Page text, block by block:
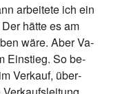
ar­bei­te­te ich ein
hät­te es am
wäre. Aber Va­
Ein­stieg. So be­
Ver­kauf, über­